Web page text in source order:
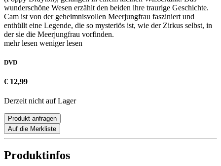
wunderschöne Wesen erzählt den beiden ihre traurige Geschichte.
Cam ist von der geheimnisvollen Meerjungfrau fasziniert und
enthüllt eine Legende, die so mysteriös ist, wie der Zirkus selbst, in
der sie die Meerjungfrau vorfinden.
mehr lesen weniger lesen
DVD
€ 12,99
Derzeit nicht auf Lager
Produkt anfragen
Auf die Merkliste
Produktinfos